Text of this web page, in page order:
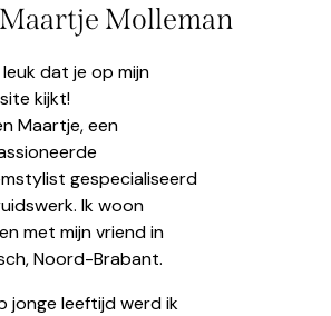
Molleman
dat je op mijn
kijkt!
Maartje, een
gespecialiseerd
Ik woon
met mijn vriend in
Noord-Brabant.
jonge leeftijd werd ik